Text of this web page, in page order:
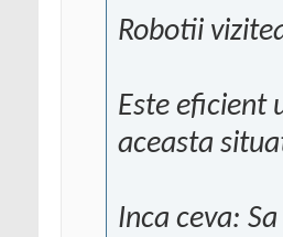
Robotii
Este eficient
aceasta
Inca ceva: